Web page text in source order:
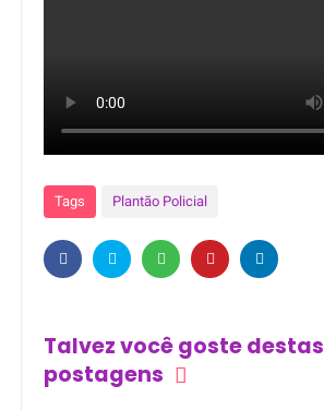
Tags Plantão Policial
Talvez você goste destas
postagens